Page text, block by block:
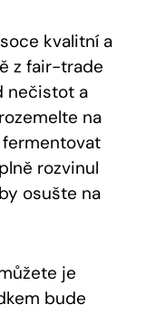
kvalitní a
z fair-trade
nečistot a
na
rozvinul
osušte na
je
bude